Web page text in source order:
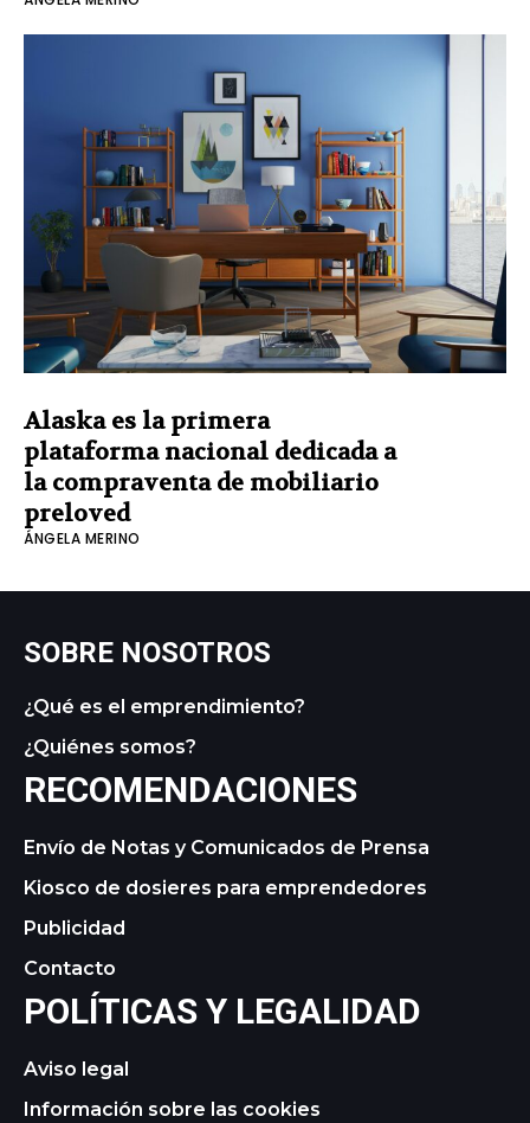
Alaska es la primera
plataforma nacional dedicada a
la compraventa de mobiliario
preloved
ÁNGELA MERINO
SOBRE NOSOTROS
¿Qué es el emprendimiento?
¿Quiénes somos?
RECOMENDACIONES
Envío de Notas y Comunicados de Prensa
Kiosco de dosieres para emprendedores
Publicidad
Contacto
POLÍTICAS Y LEGALIDAD
Aviso legal
Información sobre las cookies